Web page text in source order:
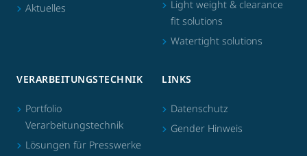
Aktuelles
Light weight & clearance
fit solutions
Watertight solutions
VERARBEITUNGSTECHNIK
Portfolio
Verarbeitungstechnik
Lösungen für Presswerke
LINKS
Datenschutz
Gender Hinweis